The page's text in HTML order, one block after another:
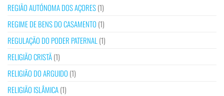
REGIÃO AUTÓNOMA DOS AÇORES(1)
REGIME DE BENS DO CASAMENTO (1)
REGULAÇÃO DO PODER PATERNAL (1)
RELIGIÃO CRISTÃ(1)
RELIGIÃO DO ARGUIDO (1)
RELIGIÃO ISLÂMICA(1)